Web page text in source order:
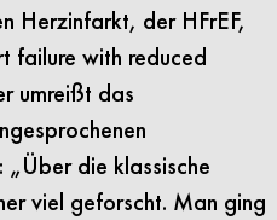
Herzinfarkt, der HFrEF,
failure with reduced
umreißt das
„Über die klassische
viel geforscht. Man ging